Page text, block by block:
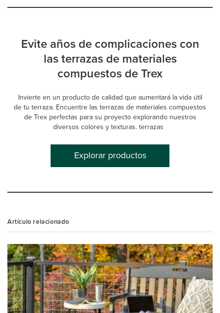
Evite años de complicaciones con
las terrazas de materiales
compuestos de Trex
Invierte en un producto de calidad que aumentará la vida útil
de tu terraza. Encuentre las terrazas de materiales compuestos
de Trex perfectas para su proyecto explorando nuestros
diversos colores y texturas. terrazas
Explorar productos
Artículo relacionado